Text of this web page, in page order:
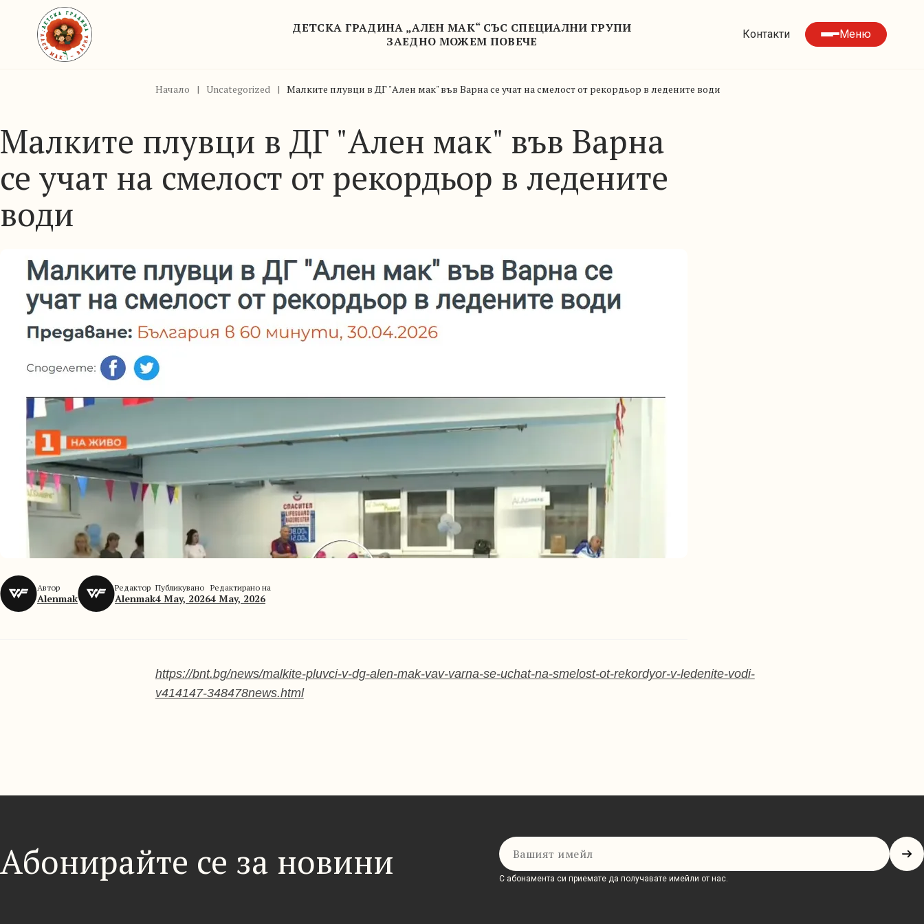
ДЕТСКА ГРАДИНА „АЛЕН МАК“ СЪС СПЕЦИАЛНИ ГРУПИ
ЗАЕДНО МОЖЕМ ПОВЕЧЕ
Контакти Меню
Начало | Uncategorized | Малките плувци в ДГ "Ален мак" във Варна се учат на смелост от рекордьор в ледените води
Малките плувци в ДГ "Ален мак" във Варна
се учат на смелост от рекордьор в ледените
води
Автор
Alenmak
Редактор
Alenmak
Публикувано
4 May, 2026
Редактирано на
4 May, 2026
https://bnt.bg/news/malkite-pluvci-v-dg-alen-mak-vav-varna-se-uchat-na-smelost-ot-rekordyor-v-ledenite-vodi-
v414147-348478news.html
Абонирайте се за новини Имейл
С абонамента си приемате да получавате имейли от нас.